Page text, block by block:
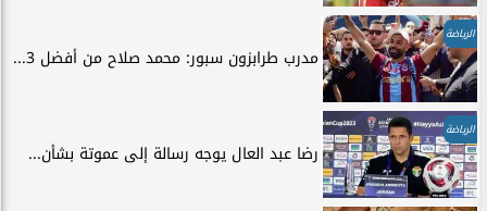
الرياضة
مدرب طرابزون سبور: محمد صلاح من أفضل 3...
الرياضة
رضا عبد العال يوجه رسالة إلى عموتة بشأن...